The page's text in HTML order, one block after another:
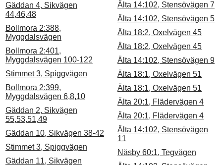
Gäddan 4, Sikvägen
44,46,48
Bollmora 2:388,
Myggdalsvägen
Bollmora 2:401,
Myggdalsvägen 100-122
Stimmet 3, Spiggvägen
Bollmora 2:399,
Myggdalsvägen 6,8,10
Gäddan 2, Sikvägen
55,53,51,49
Gäddan 10, Sikvägen 38-42
Stimmet 3, Spiggvägen
Gäddan 11, Sikvägen
Älta 14:102, Stensövägen 7
Älta 14:102, Stensövägen 5
Älta 18:2, Oxelvägen 45
Älta 18:2, Oxelvägen 45
Älta 14:102, Stensövägen 9
Älta 18:1, Oxelvägen 51
Älta 18:1, Oxelvägen 51
Älta 20:1, Flädervägen 4
Älta 20:1, Flädervägen 4
Älta 14:102, Stensövägen
11
Näsby 60:1, Tegvägen